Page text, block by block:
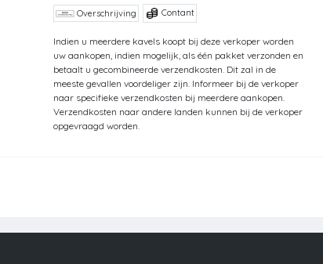
Overschrijving Contant
Indien u meerdere kavels koopt bij deze verkoper worden
uw aankopen, indien mogelijk, als één pakket verzonden en
betaalt u gecombineerde verzendkosten. Dit zal in de
meeste gevallen voordeliger zijn. Informeer bij de verkoper
naar specifieke verzendkosten bij meerdere aankopen.
Verzendkosten naar andere landen kunnen bij de verkoper
opgevraagd worden.